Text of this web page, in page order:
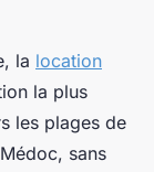
la location
la plus
les plages de
sans